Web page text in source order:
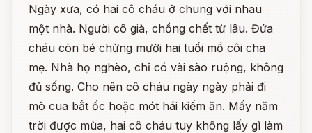
Ngày xưa, có hai cô cháu ở chung với nhau
một nhà. Người cô già, chồng chết từ lâu. Đứa
cháu còn bé chừng mười hai tuổi mồ côi cha
mẹ. Nhà họ nghèo, chỉ có vài sào ruộng, không
đủ sống. Cho nên cô cháu ngày ngày phải đi
mò cua bắt ốc hoặc mót hái kiếm ăn. Mấy năm
trời được mùa, hai cô cháu tuy không lấy gì làm